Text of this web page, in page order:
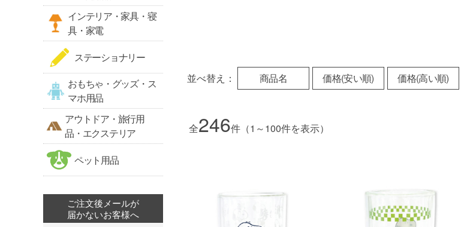
インテリア・家具・寝
具・家電
ステーショナリー
おもちゃ・グッズ・ス
マホ用品
アウトドア・旅行用
品・エクステリア
ペット用品
ご注文後メールが
届かないお客様へ
並べ替え： 商品名 価格(安い順) 価格(高い順)
全246件（1～100件を表示）